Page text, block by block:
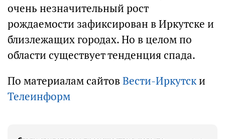
очень незначительный рост
рождаемости зафиксирован в Иркутске и
близлежащих городах. Но в целом по
области существует тенденция спада.
По материалам сайтов Вести-Иркутски
Телеинформ